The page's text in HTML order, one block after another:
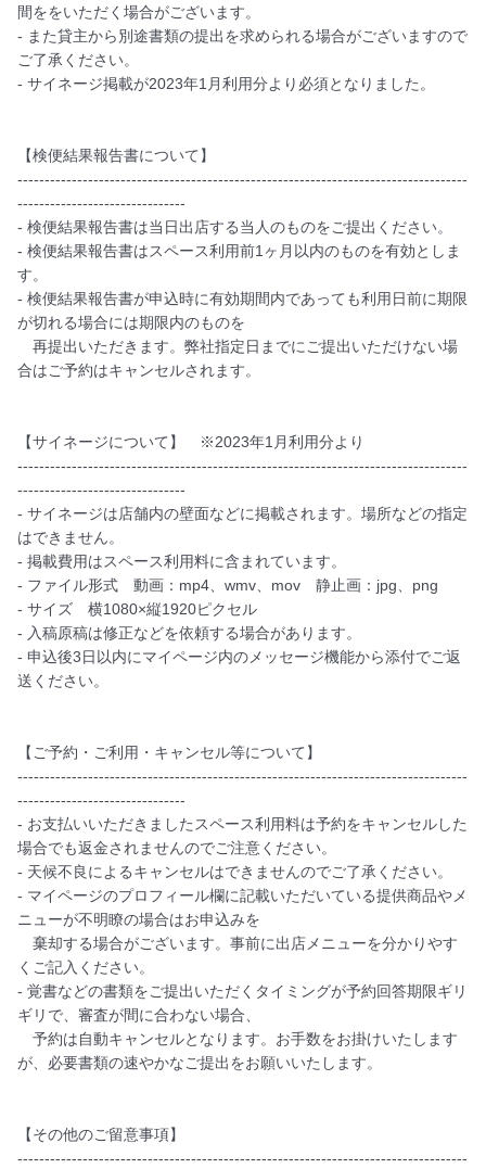
間ををいただく場合がございます。
- また貸主から別途書類の提出を求められる場合がございますので
ご了承ください。
- サイネージ掲載が2023年1月利用分より必須となりました。
【検便結果報告書について】
-----------------------------------------------------------------------------------
-------------------------------
- 検便結果報告書は当日出店する当人のものをご提出ください。
- 検便結果報告書はスペース利用前1ヶ月以内のものを有効としま
す。
- 検便結果報告書が申込時に有効期間内であっても利用日前に期限
が切れる場合には期限内のものを
再提出いただきます。弊社指定日までにご提出いただけない場
合はご予約はキャンセルされます。
【サイネージについて】　※2023年1月利用分より
-----------------------------------------------------------------------------------
-------------------------------
- サイネージは店舗内の壁面などに掲載されます。場所などの指定
はできません。
- 掲載費用はスペース利用料に含まれています。
- ファイル形式　動画：mp4、wmv、mov　静止画：jpg、png
- サイズ　横1080×縦1920ピクセル
- 入稿原稿は修正などを依頼する場合があります。
- 申込後3日以内にマイページ内のメッセージ機能から添付でご返
送ください。
【ご予約・ご利用・キャンセル等について】
-----------------------------------------------------------------------------------
-------------------------------
- お支払いいただきましたスペース利用料は予約をキャンセルした
場合でも返金されませんのでご注意ください。
- 天候不良によるキャンセルはできませんのでご了承ください。
- マイページのプロフィール欄に記載いただいている提供商品やメ
ニューが不明瞭の場合はお申込みを
棄却する場合がございます。事前に出店メニューを分かりやす
くご記入ください。
- 覚書などの書類をご提出いただくタイミングが予約回答期限ギリ
ギリで、審査が間に合わない場合、
予約は自動キャンセルとなります。お手数をお掛けいたします
が、必要書類の速やかなご提出をお願いいたします。
【その他のご留意事項】
-----------------------------------------------------------------------------------